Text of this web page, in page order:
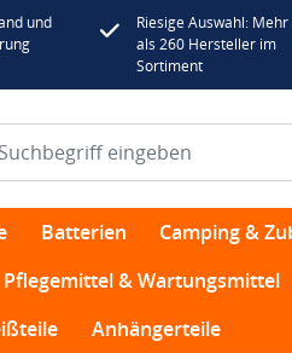
und
Riesige Auswahl: Mehr
als 260 Hersteller im
Sortiment
Batterien Camping &
Pflegemittel & Wartungsmittel
Anhängerteile